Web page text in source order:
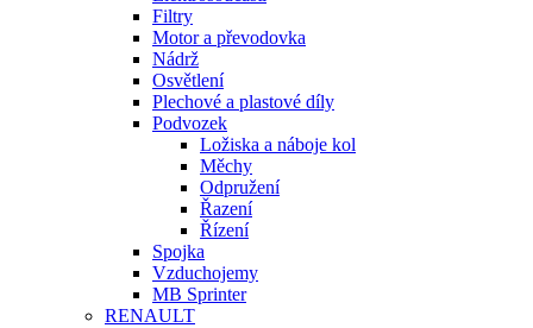
Filtry
Motor a převodovka
Nádrž
Osvětlení
Plechové a plastové díly
Podvozek
Ložiska a náboje kol
Měchy
Odpružení
Řazení
Řízení
Spojka
Vzduchojemy
MB Sprinter
RENAULT